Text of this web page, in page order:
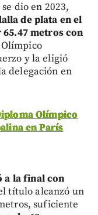
dio en 2023,
de plata en el
metros con
y la eligió
delegación en
Olímpico
en París
a la final con
título alcanzó un
suficiente